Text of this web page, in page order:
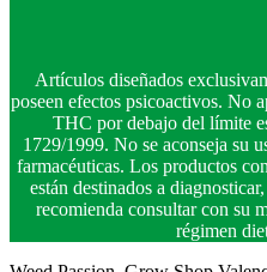
Artículos diseñados
poseen efectos psicoactivos. No
THC por debajo del límite
1729/1999. No se aconseja su
farmacéuticas. Los productos
están destinados a
recomienda consultar con su
régimen